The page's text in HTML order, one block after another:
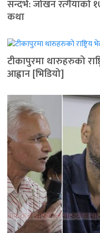
सन्दर्भ: जोखन रत्गैँयाको
कथा
टीकापुरमा थारुहरुको
आह्वान [भिडियो]